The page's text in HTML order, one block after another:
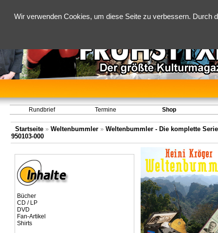
Wir verwenden Cookies, um diese Seite zu verbessern.
Rundbrief Termine Shop
Startseite » Weltenbummler » Weltenbummler - Die komplette Serie
950103-000
Bücher
CD / LP
DVD
Fan-Artikel
Shirts